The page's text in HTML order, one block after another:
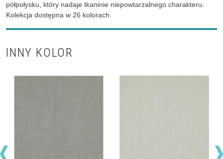
półpołysku, który nadaje tkaninie niepowtarzalnego charakteru.
Kolekcja dostępna w 26 kolorach.
INNY KOLOR